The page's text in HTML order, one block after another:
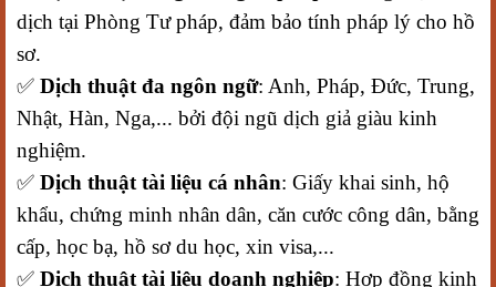
dịch tại Phòng Tư pháp, đảm bảo tính pháp lý cho hồ
sơ.
✅ Dịch thuật đa ngôn ngữ: Anh, Pháp, Đức, Trung,
Nhật, Hàn, Nga,... bởi đội ngũ dịch giả giàu kinh
nghiệm.
✅ Dịch thuật tài liệu cá nhân: Giấy khai sinh, hộ
khẩu, chứng minh nhân dân, căn cước công dân, bằng
cấp, học bạ, hồ sơ du học, xin visa,...
✅ Dịch thuật tài liệu doanh nghiệp: Hợp đồng kinh